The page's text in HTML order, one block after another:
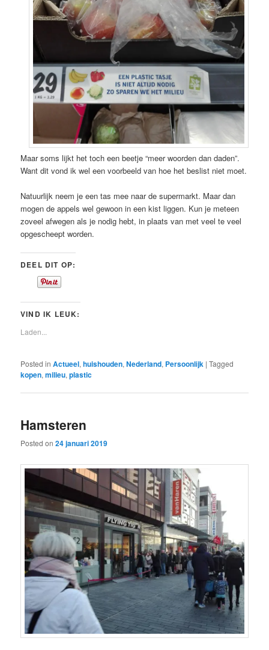
Maar soms lijkt het toch een beetje “meer woorden dan daden”.
Want dit vond ik wel een voorbeeld van hoe het beslist niet moet.
Natuurlijk neem je een tas mee naar de supermarkt. Maar dan
mogen de appels wel gewoon in een kist liggen. Kun je meteen
zoveel afwegen als je nodig hebt, in plaats van met veel te veel
opgescheept worden.
DEEL DIT OP:
VIND IK LEUK:
Laden...
Posted in Actueel,huishouden,Nederland, Persoonlijk |Tagged
kopen,milieu,plastic
Hamsteren
Posted on24 januari 2019